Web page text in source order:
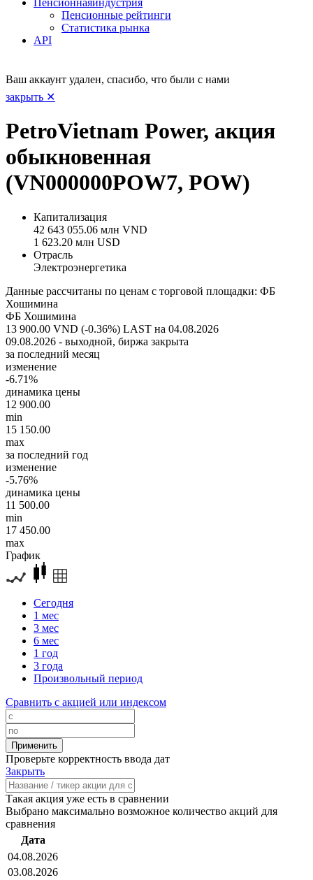
Пенсионные рейтинги
Статистика рынка
API
Ваш аккаунт удален, спасибо, что были с нами
закрыть ✕
PetroVietnam Power, акция
обыкновенная
(VN000000POW7, POW)
Капитализация
42 643 055.06 млн VND
1 623.20 млн USD
Отрасль
Электроэнергетика
Данные рассчитаны по ценам с торговой площадки: ФБ
Хошимина
ФБ Хошимина
13 900.00 VND (-0.36%) LAST на 04.08.2026
09.08.2026 - выходной, биржа закрыта
за последний месяц
изменение
-6.71%
динамика цены
12 900.00
min
15 150.00
max
за последний год
изменение
-5.76%
динамика цены
11 500.00
min
17 450.00
max
График
Сегодня
1 мес
3 мес
6 мес
1 год
3 года
Произвольный период
Сравнить с акцией или индексом
Проверьте корректность ввода дат
Закрыть
Такая акция уже есть в сравнении
Выбрано максимально возможное количество акций для
сравнения
Дата
04.08.2026
03.08.2026